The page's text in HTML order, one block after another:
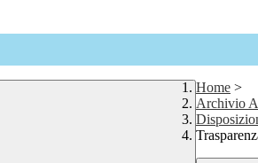
Home >
Archivio